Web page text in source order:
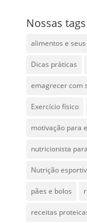
Nossas tags
alimentos e
Dicas práticas
emagrecer com
Exercício físico
motivação para
nutricionista
Nutrição
pães e bolos
receitas